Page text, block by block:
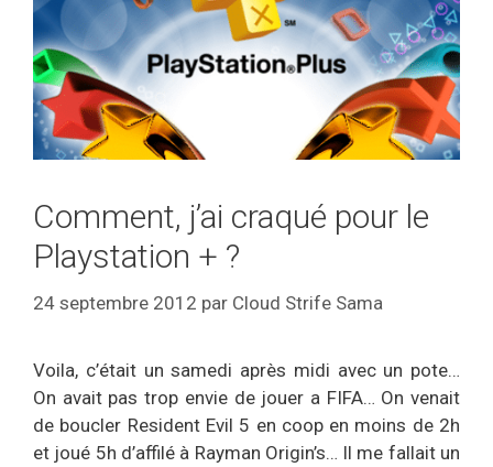
Comment, j’ai craqué pour le
Playstation + ?
24 septembre 2012 par Cloud Strife Sama
Voila, c’était un samedi après midi avec un pote…
On avait pas trop envie de jouer a FIFA… On venait
de boucler Resident Evil 5 en coop en moins de 2h
et joué 5h d’affilé à Rayman Origin’s… Il me fallait un